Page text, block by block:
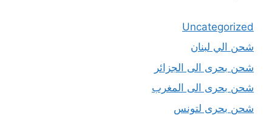
Uncategorized
شحن الي لبنان
شحن بحرى الى الجزائر
شحن بحرى الى المغرب
شحن بحرى لتونس